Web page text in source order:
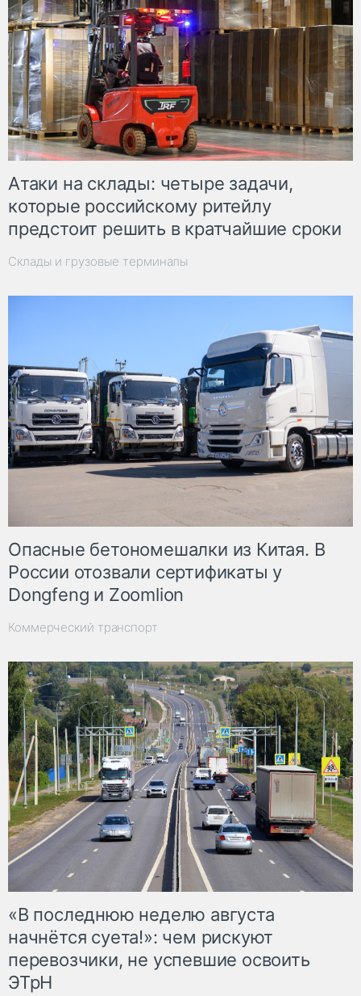
Атаки на склады: четыре задачи,
которые российскому ритейлу
предстоит решить в кратчайшие сроки
Склады и грузовые терминалы
Опасные бетономешалки из Китая. В
России отозвали сертификаты у
Dongfeng и Zoomlion
Коммерческий транспорт
«В последнюю неделю августа
начнётся суета!»: чем рискуют
перевозчики, не успевшие освоить
ЭТрН